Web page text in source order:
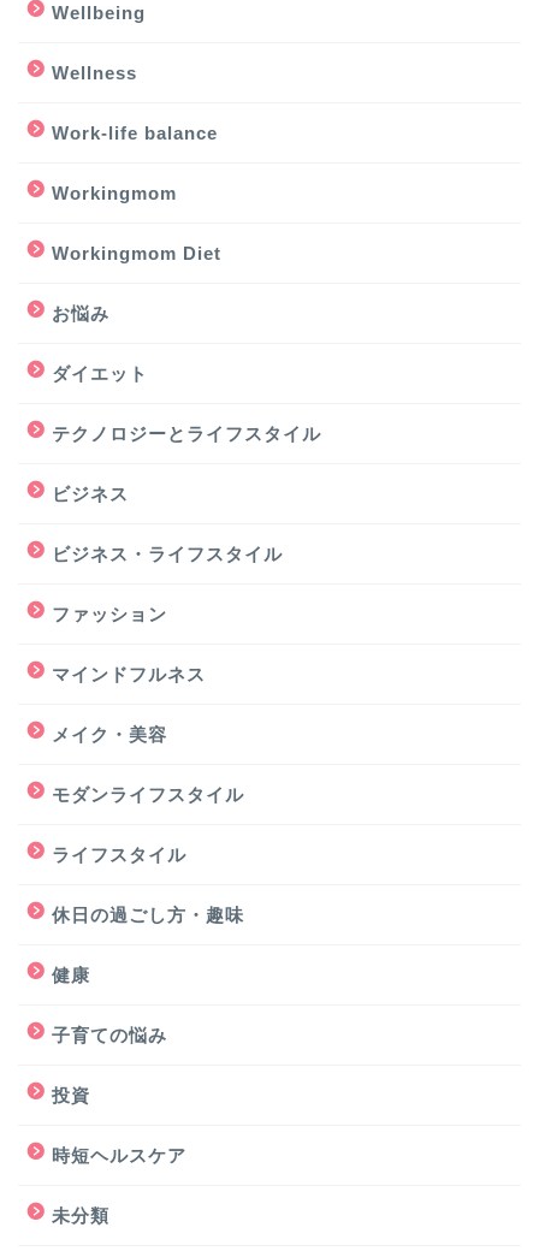
Wellbeing
Wellness
Work-life balance
Workingmom
Workingmom Diet
お悩み
ダイエット
テクノロジーとライフスタイル
ビジネス
ビジネス・ライフスタイル
ファッション
マインドフルネス
メイク・美容
モダンライフスタイル
ライフスタイル
休日の過ごし方・趣味
健康
子育ての悩み
投資
時短ヘルスケア
未分類